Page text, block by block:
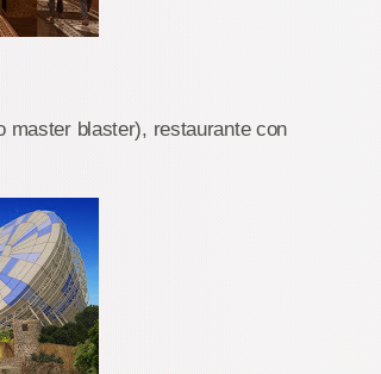
master blaster), restaurante con